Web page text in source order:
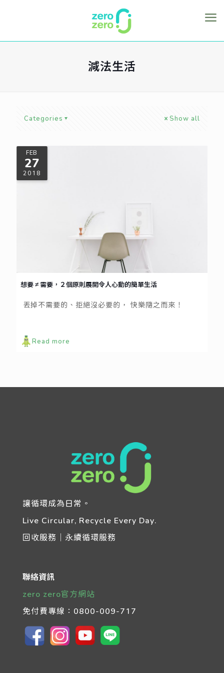
減法生活
Categories Show all
FEB
27
2018
想要 ≠ 需要，２個原則展開令人心動的簡單生活
丟掉不需要的、拒絕沒必要的， 快樂隨之而來！
Read more
讓循環成為日常。
Live Circular, Recycle Every Day.
回收服務｜永續循環服務
聯絡資訊
zero zero官方網站
免付費專線： 0800-009-717